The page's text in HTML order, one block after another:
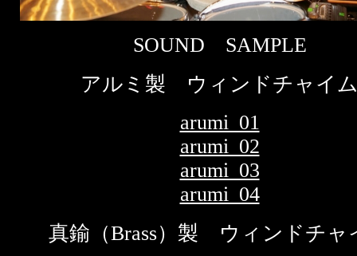
SOUND SAMPLE
アルミ製 ウィンドチャイ
arumi_01
arumi_02
arumi_03
arumi_04
真鍮（Brass）製 ウィンドチャ